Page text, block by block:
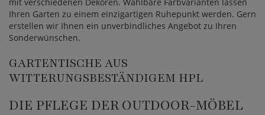
Ihren Garten zu einem einzigartigen Ruhepunkt werden. Gern
erstellen wir Ihnen ein unverbindliches Angebot zu Ihren
Sonderwünschen.
GARTENTISCHE AUS
WITTERUNGSBESTÄNDIGEM HPL
DIE PFLEGE DER OUTDOOR-MÖBEL